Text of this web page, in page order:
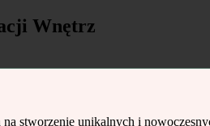
Wnętrz
stworzenie unikalnych i